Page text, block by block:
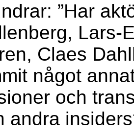
”Har
Lars-
Claes
något
och
andra